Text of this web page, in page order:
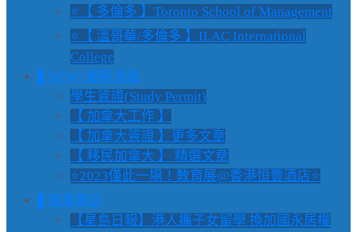
⭐【 多倫多 】Toronto School of Management
⭐【 溫哥華/多倫多 】ILAC International
College
▌NEW! 最新消息
學生簽證(Study Permit)
【 加拿大工作 】
【 加拿大簽證 】更多文章
【 移民加拿大 】 精選文章
⭐2023僅此一場！教育展@香港恒豐酒店⭐
▌蘋果專訪
【星島日報】港人攜子女留學 換加國永居權